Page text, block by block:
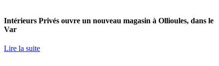
Intérieurs Privés ouvre un nouveau magasin à Ollioules, dans le
Var
Lire la suite